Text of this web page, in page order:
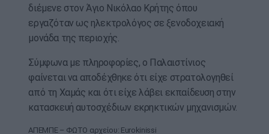
διέμενε στον Άγιο Νικόλαο Κρήτης όπου
εργαζόταν ως ηλεκτρολόγος σε ξενοδοχειακή
μονάδα της περιοχής.
Σύμφωνα με πληροφορίες, ο Παλαιστίνιος
φαίνεται να αποδέχθηκε ότι είχε στρατολογηθεί
από τη Χαμάς και ότι είχε λάβει εκπαίδευση στην
κατασκευή αυτοσχέδιων εκρηκτικών μηχανισμών.
ΑΠΕΜΠΕ – ΦΩΤΟ αρχείου: Eurokinissi